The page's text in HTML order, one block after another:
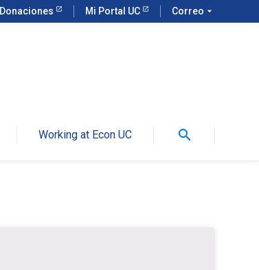
Donaciones Mi Portal UC Correo arrow_drop_down
Working at Econ UC search